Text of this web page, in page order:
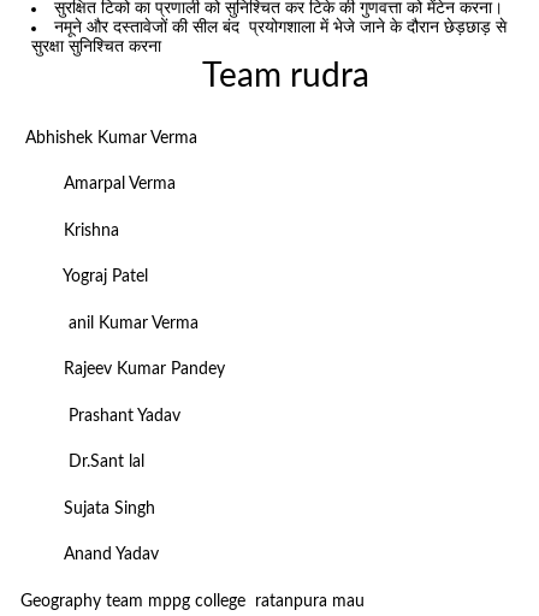
सुरक्षित टिको का प्रणाली को सुनिश्चित कर टिके की गुणवत्ता को मेंटेन करना।
नमूने और दस्तावेजों की सील बंद प्रयोगशाला में भेजे जाने के दौरान छेड़छाड़ से
सुरक्षा सुनिश्चित करना
Team rudra
Abhishek Kumar Verma
Amarpal Verma
Krishna
Yograj Patel
anil Kumar Verma
Rajeev Kumar Pandey
Prashant Yadav
Dr.Sant lal
Sujata Singh
Anand Yadav
Geography team mppg college ratanpura mau